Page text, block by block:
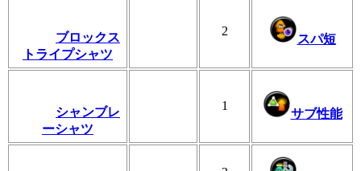
ブロックス
トライプシャツ
2
スパ短
シャンブレ
ーシャツ
1
サブ性能